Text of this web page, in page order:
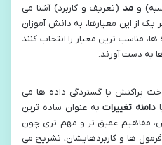
و مد (تعریف و کاربرد) آشنا می
از این معیارها، به دانش آموزان
مناسب ترین معیار را انتخاب کنند
به دست آورند.
پراکنش یا گستردگی داده ها می
دامنه تغییراتبه عنوان ساده ترین
مفاهیم عمیق تر و مهم تری چون
فرمول ها و کاربردهایشان، تشریح می